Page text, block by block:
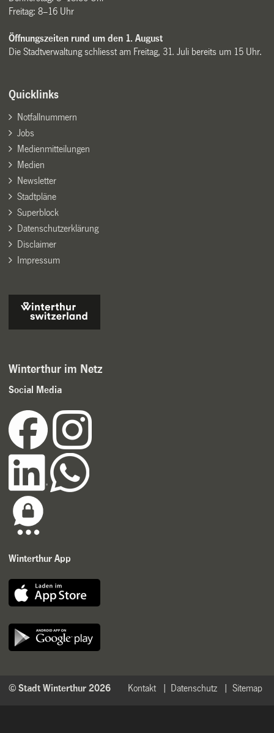
Freitag: 8–16 Uhr
Öffnungszeiten rund um den 1. August
Die Stadtverwaltung schliesst am Freitag, 31. Juli bereits um 15 Uhr.
Quicklinks
Notfallnummern
Jobs
Medienmitteilungen
Medien
Newsletter
Stadtpläne
Superblock
Datenschutzerklärung
Disclaimer
Impressum
Winterthur im Netz
Social Media
Winterthur App
Sitemap
Datenschutz
Kontakt
© Stadt Winterthur 2026